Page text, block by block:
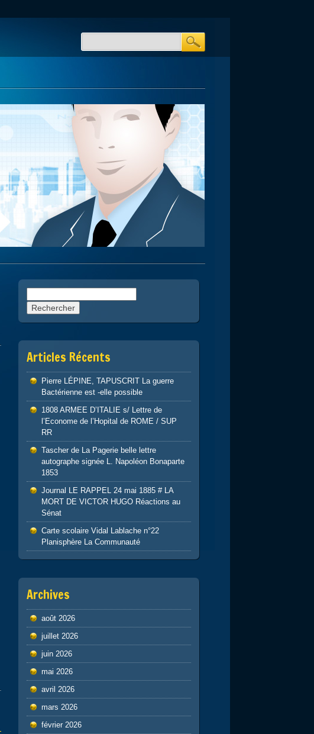
Articles Récents
Pierre LÉPINE, TAPUSCRIT La guerre
Bactérienne est -elle possible
1808 ARMEE D’ITALIE s/ Lettre de
l’Econome de l’Hopital de ROME / SUP
RR
Tascher de La Pagerie belle lettre
autographe signée L. Napoléon Bonaparte
1853
Journal LE RAPPEL 24 mai 1885 # LA
MORT DE VICTOR HUGO Réactions au
Sénat
Carte scolaire Vidal Lablache n°22
Planisphère La Communauté
Archives
août 2026
juillet 2026
juin 2026
mai 2026
avril 2026
mars 2026
février 2026